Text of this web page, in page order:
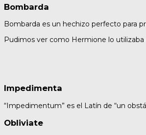
Bombarda
Bombarda es un hechizo perfecto para
Pudimos ver como Hermione lo utilizaba
Impedimenta
“Impedimentum” es el Latín de “un
Obliviate